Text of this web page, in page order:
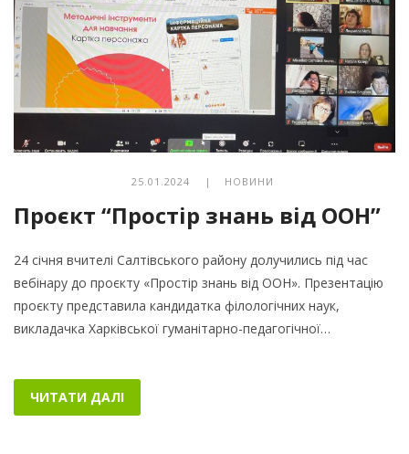
25.01.2024 | НОВИНИ
Проєкт “Простір знань від ООН”
24 січня вчителі Салтівського району долучились під час
вебінару до проєкту «Простір знань від ООН». Презентацію
проєкту представила кандидатка філологічних наук,
викладачка Харківської гуманітарно-педагогічної…
ЧИТАТИ ДАЛІ